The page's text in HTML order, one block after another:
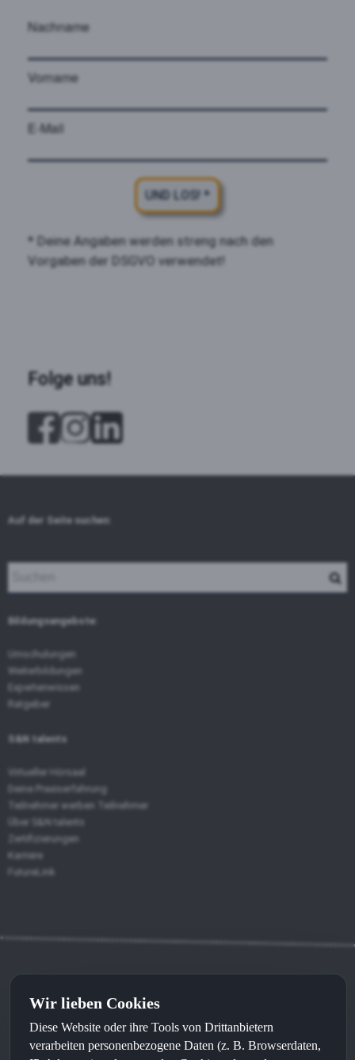
Nachname
Vorname
E-Mail
UND LOS! *
* Deine Angaben werden streng nach den
Vorgaben der DSGVO verwendet!
Folge uns!
Auf der Seite suchen:
Bildungsangebote:
Umschulungen
Weiterbildungen
Expertenwissen
Ratgeber
S&N talents
Virtueller Hörsaal
Deine Praxiserfahrung
Teilnehmer werben Teilnehmer
Über S&N talents
Zertifizierungen
Karriere
FutureLink
Kontakt⦁Impressum
Made with bysunWeband recommended bysunLocal
Wir lieben Cookies
Diese Website oder ihre Tools von Drittanbietern
verarbeiten personenbezogene Daten (z. B. Browserdaten,